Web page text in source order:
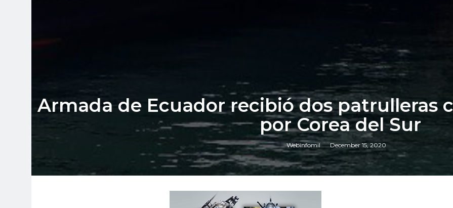
Armada de Ecuador recibió dos patrulleras
por Corea del Sur
Webinfomil December 15, 2020